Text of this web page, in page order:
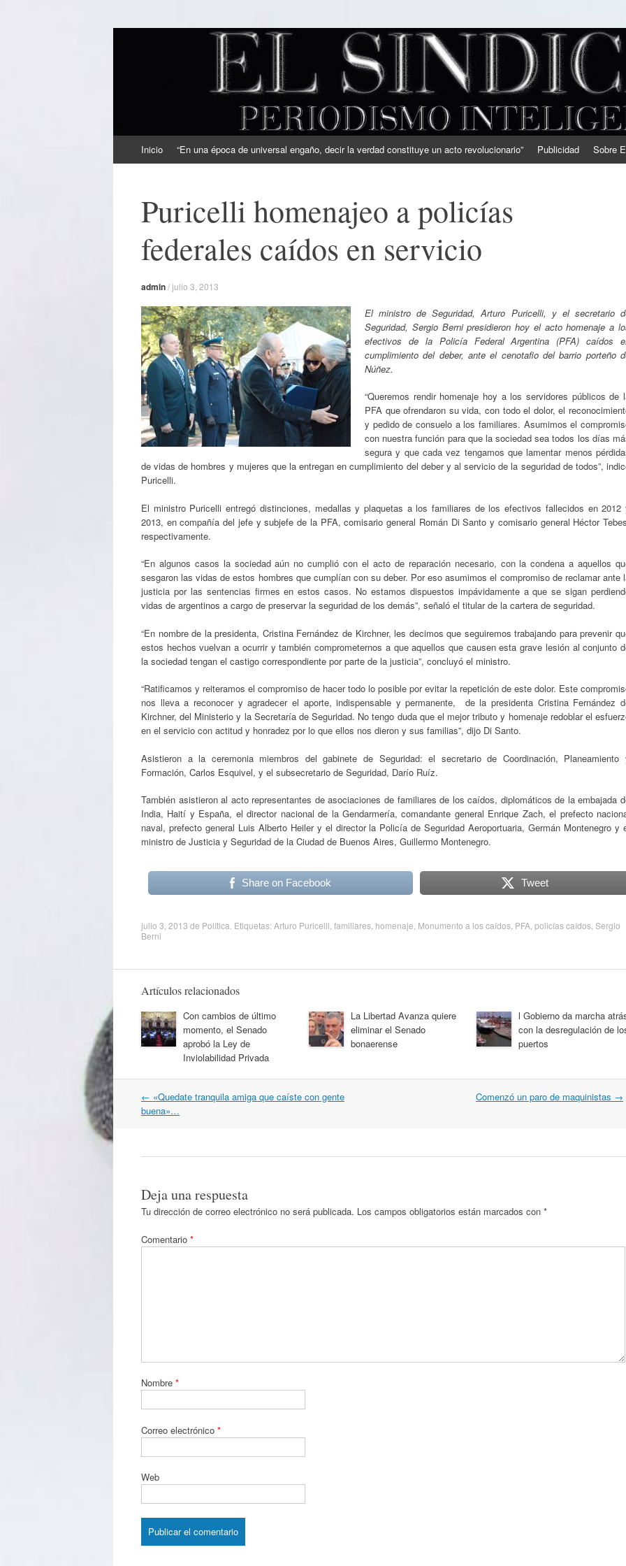
EL SINDICAL
Periodismo Inteligente
al
Inicio “En una época de universal engaño, decir la verdad constituye un acto revolucionario” Publicidad Sobre
Puricelli homenajeo a policías
federales caídos en servicio
admin/julio 3, 2013
El ministro de Seguridad, Arturo Puricelli, y el secretario
Seguridad, Sergio Berni presidieron hoy el acto homenaje a
efectivos de la Policía Federal Argentina (PFA) caídos
cumplimiento del deber, ante el cenotafio del barrio porteño
Núñez.
“Queremos rendir homenaje hoy a los servidores públicos de
PFA que ofrendaron su vida, con todo el dolor, el
y pedido de consuelo a los familiares. Asumimos el
con nuestra función para que la sociedad sea todos los días
segura y que cada vez tengamos que lamentar menos
de vidas de hombres y mujeres que la entregan en cumplimiento del deber y al servicio de la seguridad de todos”,
Puricelli.
El ministro Puricelli entregó distinciones, medallas y plaquetas a los familiares de los efectivos fallecidos en 2012
2013, en compañía del jefe y subjefe de la PFA, comisario general Román Di Santo y comisario general Héctor
respectivamente.
“En algunos casos la sociedad aún no cumplió con el acto de reparación necesario, con la condena a aquellos
sesgaron las vidas de estos hombres que cumplían con su deber. Por eso asumimos el compromiso de reclamar ante
justicia por las sentencias firmes en estos casos. No estamos dispuestos impávidamente a que se sigan
vidas de argentinos a cargo de preservar la seguridad de los demás”, señaló el titular de la cartera de seguridad.
“En nombre de la presidenta, Cristina Fernández de Kirchner, les decimos que seguiremos trabajando para prevenir
estos hechos vuelvan a ocurrir y también comprometernos a que aquellos que causen esta grave lesión al conjunto
la sociedad tengan el castigo correspondiente por parte de la justicia”, concluyó el ministro.
“Ratificamos y reiteramos el compromiso de hacer todo lo posible por evitar la repetición de este dolor. Este
nos lleva a reconocer y agradecer el aporte, indispensable y permanente, de la presidenta Cristina Fernández
Kirchner, del Ministerio y la Secretaría de Seguridad. No tengo duda que el mejor tributo y homenaje redoblar el
en el servicio con actitud y honradez por lo que ellos nos dieron y sus familias”, dijo Di Santo.
Asistieron a la ceremonia miembros del gabinete de Seguridad: el secretario de Coordinación, Planeamiento
Formación, Carlos Esquivel, y el subsecretario de Seguridad, Darío Ruíz.
También asistieron al acto representantes de asociaciones de familiares de los caídos, diplomáticos de la embajada
India, Haití y España, el director nacional de la Gendarmería, comandante general Enrique Zach, el prefecto
naval, prefecto general Luis Alberto Heiler y el director la Policía de Seguridad Aeroportuaria, Germán Montenegro y
ministro de Justicia y Seguridad de la Ciudad de Buenos Aires, Guillermo Montenegro.
Share on Facebook Tweet
julio 3, 2013 de Política . Etiquetas:Arturo Puricelli familiares homenaje Monumento a los caídos PFA policías caídos Sergio
Berni
Artículos relacionados
Con cambios de último
momento, el Senado
aprobó la Ley de
Inviolabilidad Privada
La Libertad Avanza quiere
eliminar el Senado
bonaerense
l Gobierno da marcha
con la desregulación de
puertos
Navegación
por
← «Quedate tranquila amiga que caíste con gente
buena»…
Comenzó un paro de maquinistas →
Deja una respuesta
Tu dirección de correo electrónico no será publicada. Los campos obligatorios están marcados con *
Comentario *
Nombre *
Correo electrónico *
Web